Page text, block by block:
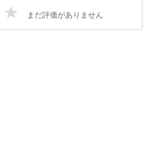
★ まだ評価がありません